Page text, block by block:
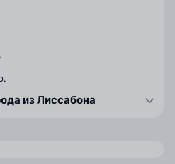
из Лиссабона